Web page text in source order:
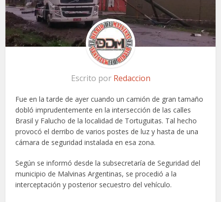
Escrito por Redaccion
Fue en la tarde de ayer cuando un camión de gran tamaño
dobló imprudentemente en la intersección de las calles
Brasil y Falucho de la localidad de Tortuguitas. Tal hecho
provocó el derribo de varios postes de luz y hasta de una
cámara de seguridad instalada en esa zona.
Según se informó desde la subsecretaría de Seguridad del
municipio de Malvinas Argentinas, se procedió a la
interceptación y posterior secuestro del vehículo.